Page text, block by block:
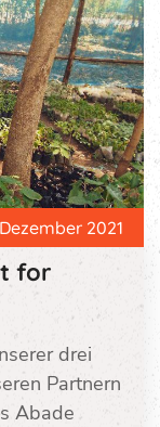
2021
for
drei
Partnern
Abade